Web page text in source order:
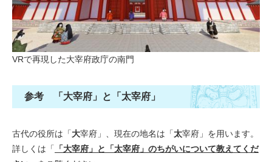
VRで再現した大宰府政庁の南門
参考 「大宰府」と「太宰府」
古代の役所は「大宰府」、現在の地名は「太宰府」を用います。
詳しくは「
「大宰府」と「太宰府」のちがいについて教えてくだ